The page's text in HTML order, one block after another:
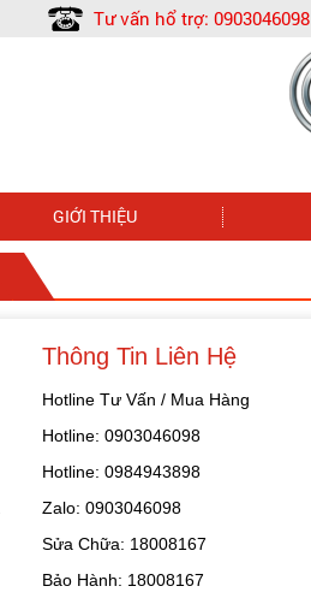
Tư vấn hổ trợ: 0903046098
GIỚI THIỆU
Thông Tin Liên Hệ
Hotline Tư Vấn / Mua Hàng
Hotline: 0903046098
Hotline: 0984943898
Zalo: 0903046098
Sửa Chữa: 18008167
Bảo Hành: 18008167